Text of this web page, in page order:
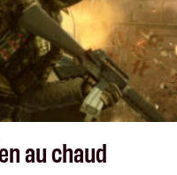
qu'on ne
P.
au chaud